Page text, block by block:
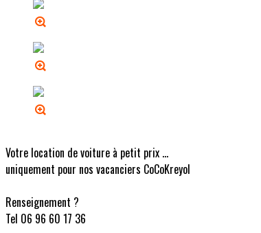
Votre location de voiture à petit prix ...
uniquement pour nos vacanciers CoCoKreyol
Renseignement ?
Tel 06 96 60 17 36